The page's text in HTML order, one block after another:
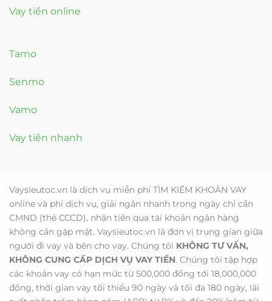
Vay tiền online
Tamo
Senmo
Vamo
Vay tiền nhanh
Vaysieutoc.vn là dịch vụ miễn phí TÌM KIẾM KHOẢN VAY
online và phí dịch vụ, giải ngân nhanh trong ngày chỉ cần
CMND (thẻ CCCD), nhận tiền qua tài khoản ngân hàng
không cần gặp mặt. Vaysieutoc.vn là đơn vị trung gian giữa
người đi vay và bên cho vay. Chúng tôi KHÔNG TƯ VẤN,
KHÔNG CUNG CẤP DỊCH VỤ VAY TIỀN. Chúng tôi tập hợp
các khoản vay có hạn mức từ 500,000 đồng tới 18,000,000
đồng, thời gian vay tối thiểu 90 ngày và tối đa 180 ngày, lãi